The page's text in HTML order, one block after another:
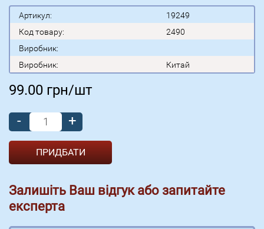
Артикул:
19249
Код товару:
2490
Виробник:
Виробник:
Китай
99.00 грн/шт
-
+
Залишіть Ваш відгук або запитайте
експерта